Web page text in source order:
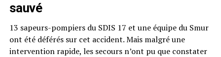
sauvé
13 sapeurs-pompiers du SDIS 17 et une équipe du Smur
ont été déférés sur cet accident. Mais malgré une
intervention rapide, les secours n’ont pu que constater